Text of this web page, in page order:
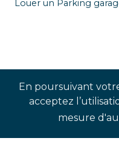
En poursuivant
acceptez
mesure
Louer un Parking